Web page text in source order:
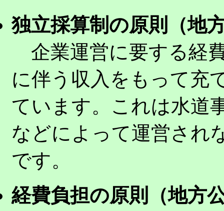
独立採算制の原則（地
企業運営に要する経
に伴う収入をもって充
ています。これは水道
などによって運営され
です。
経費負担の原則（地方